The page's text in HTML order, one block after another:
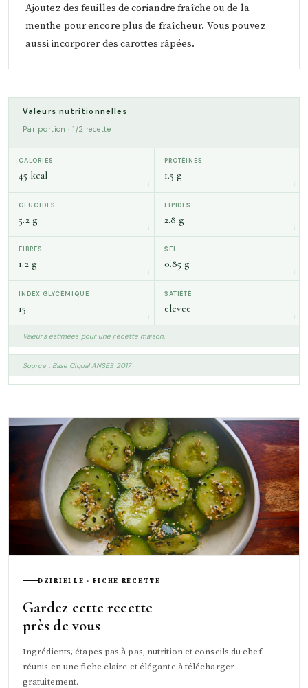
Ajoutez des feuilles de coriandre fraîche ou de la
menthe pour encore plus de fraîcheur. Vous pouvez
aussi incorporer des carottes râpées.
Valeurs nutritionnelles
Par portion · 1/2 recette
CALORIES
45 kcal
PROTÉINES
1.5 g
GLUCIDES
5.2 g
LIPIDES
2.8 g
FIBRES
1.2 g
SEL
0.85 g
INDEX GLYCÉMIQUE
15
SATIÉTÉ
elevee
Valeurs estimées pour une recette maison.
Source : Base Ciqual ANSES 2017
DZIRIELLE · FICHE RECETTE
Gardez cette recette
près de vous
Ingrédients, étapes pas à pas, nutrition et conseils du chef
réunis en une fiche claire et élégante à télécharger
gratuitement.